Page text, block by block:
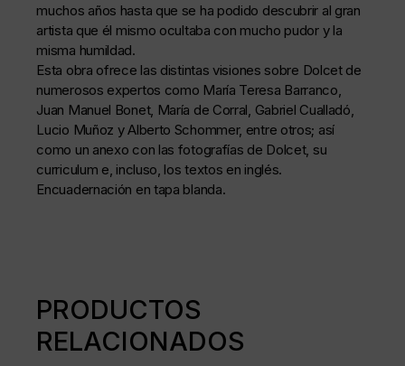
muchos años hasta que se ha podido descubrir al gran
artista que él mismo ocultaba con mucho pudor y la
misma humildad.
Esta obra ofrece las distintas visiones sobre Dolcet de
numerosos expertos como María Teresa Barranco,
Juan Manuel Bonet, María de Corral, Gabriel Cualladó,
Lucio Muñoz y Alberto Schommer, entre otros; así
como un anexo con las fotografías de Dolcet, su
curriculum e, incluso, los textos en inglés.
Encuadernación en tapa blanda.
PRODUCTOS
RELACIONADOS